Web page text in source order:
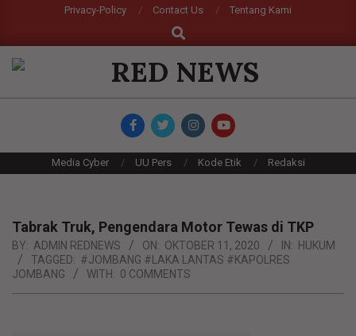
content
Privacy-Policy Contact Us
Tentang Kami
Search
RED
Media Cyber UU Pers Kode Etik Redaksi
Tabrak Truk, Pengendara Motor Tewas di TKP
BY: ADMIN REDNEWS ON: OKTOBER 11, 2020 IN: HUKUM
TAGGED: #JOMBANG #LAKA LANTAS #KAPOLRES
JOMBANG
WITH: 0 COMMENTS